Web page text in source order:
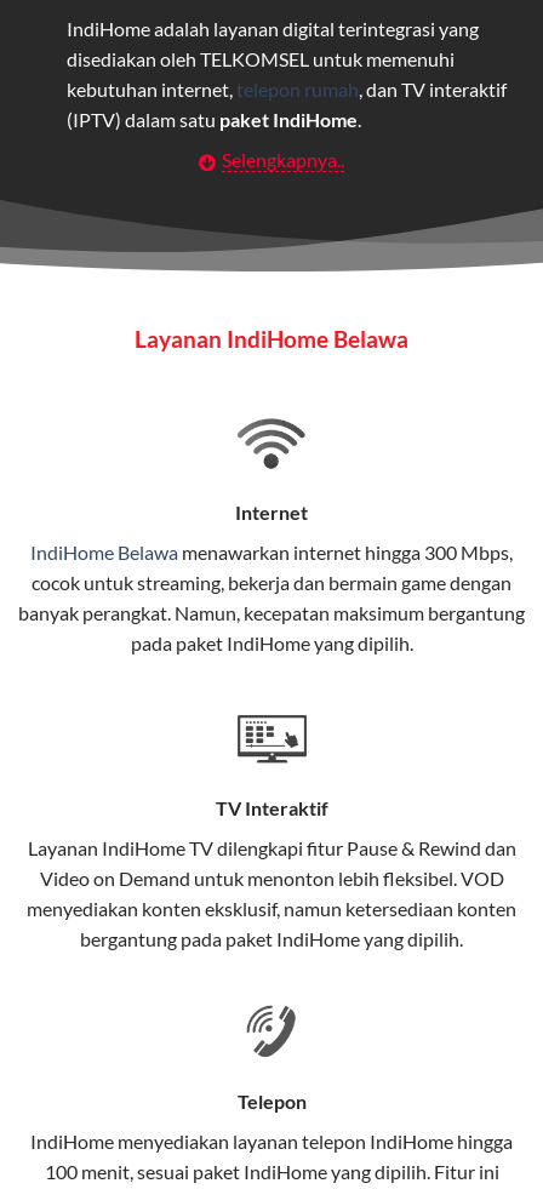
IndiHome adalah layanan digital terintegrasi yang
disediakan oleh TELKOMSEL untuk memenuhi
kebutuhan internet, telepon rumah , dan TV interaktif
(IPTV) dalam satu paket IndiHome
Layanan Wifi Indihome ini dirancang untuk
maupun individu yang membutuhkan konektivitas dan
hiburan berkualitas tinggi.
pengguna rumah dan bisnis.
stabil, dan memiliki berbagai pilihan paket IndiHome
Selain internet, layanan IndiHome juga mencakup TV
interaktif (IndiHome TV) dan telepon rumah dalam
satu paket.
Teknologi di Balik WiFi IndiHome
Wifi IndiHome menggunakan teknologi Fiber To The
menggunakan kabel serat optik hingga ke rumah
pelanggan. Teknologi ini memiliki beberapa
keunggulan:
Kecepatan Tinggi
dibandingkan kabel tembaga atau DSL.
elektromagnetik, sehingga koneksi tetap lancar.
Selengkapnya..
Layanan IndiHome Belawa
Internet
IndiHome Belawa menawarkan internet hingga 300 Mbps,
cocok untuk streaming, bekerja dan bermain game dengan
banyak perangkat. Namun, kecepatan maksimum bergantung
pada paket IndiHome yang dipilih.
TV Interaktif
Layanan IndiHome TVdilengkapi fitur Pause & Rewind dan
Video on Demand untuk menonton lebih fleksibel. VOD
menyediakan konten eksklusif, namun ketersediaan konten
bergantung pada paket IndiHome yang dipilih.
Telepon
IndiHome menyediakan layanan telepon IndiHome hingga
100 menit, sesuai paket IndiHome yang dipilih. Fitur ini